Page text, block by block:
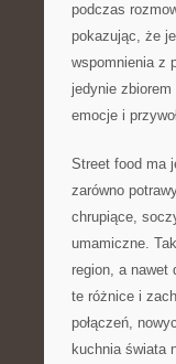
podczas
pokazując, że
wspomnienia z
jedynie
emocje i
Street food ma
zarówno
chrupiące,
umamiczne.
region, a nawet
te różnice i
połączeń,
kuchnia świata